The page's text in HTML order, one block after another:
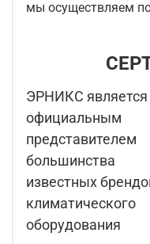
мы осуществляем
ЭРНИКС является
официальным
представителем
большинства
известных
климатического